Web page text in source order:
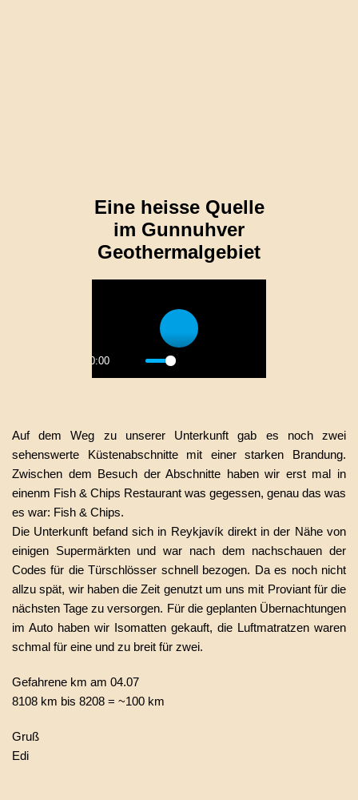
Eine heisse Quelle
im Gunnuhver
Geothermalgebiet
00:00
Mute Settings
PIP
Enter
Play
Auf dem Weg zu unserer Unterkunft gab es noch zwei
sehenswerte Küstenabschnitte mit einer starken Brandung.
Zwischen dem Besuch der Abschnitte haben wir erst mal in
einenm Fish & Chips Restaurant was gegessen, genau das was
es war: Fish & Chips.
Die Unterkunft befand sich in Reykjavík direkt in der Nähe von
einigen Supermärkten und war nach dem nachschauen der
Codes für die Türschlösser schnell bezogen. Da es noch nicht
allzu spät, wir haben die Zeit genutzt um uns mit Proviant für die
nächsten Tage zu versorgen. Für die geplanten Übernachtungen
im Auto haben wir Isomatten gekauft, die Luftmatratzen waren
schmal für eine und zu breit für zwei.
Gefahrene km am 04.07
8108 km bis 8208 = ~100 km
Gruß
Edi